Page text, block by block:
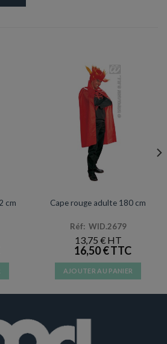
cm Cape rouge adulte 180 cm
Réf: WID.2679
13,75 €
16,50€
AJOUTER AU PANIER